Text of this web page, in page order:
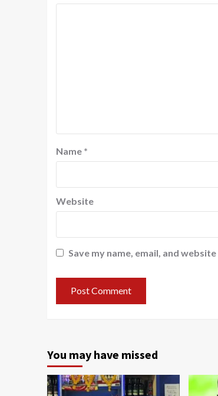
Name *
Website
Save my name, email, and
You may have missed